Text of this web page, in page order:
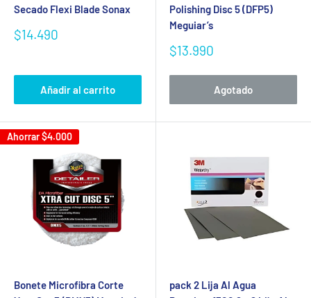
Secado Flexi Blade Sonax
Precio
$14.490
Añadir al carrito
Polishing Disc 5 (DFP5)
Meguiar’s
Precio
venta
$13.990
Agotado
Ahorrar$4.000
Bonete Microfibra Corte
pack 2 Lija Al Agua